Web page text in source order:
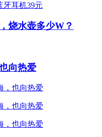
烧水壶多少W？
向热爱